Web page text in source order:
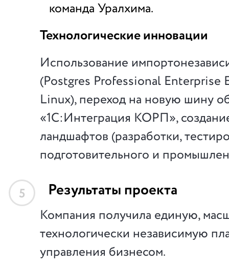
команда Уралхима.
Технологические инновации
Использование
(Postgres Professional Enterprise
Linux), переход на новую шину
«1С:Интеграция КОРП»,
ландшафтов (разработки,
подготовительного и
5 Результаты проекта
Компания получила единую,
технологически независимую
управления бизнесом.